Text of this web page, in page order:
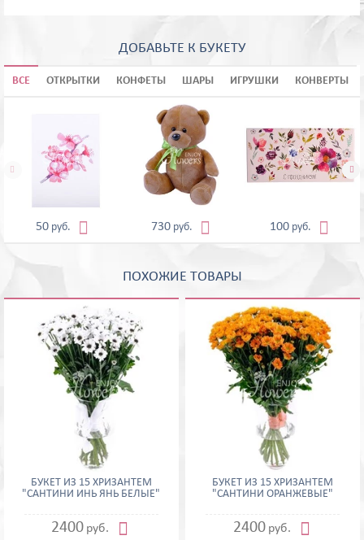
ДОБАВЬТЕ К БУКЕТУ
ВСЕ ОТКРЫТКИ КОНФЕТЫ ШАРЫ ИГРУШКИ КОНВЕРТЫ
50 руб.  730 руб.  100 руб. 
 
ПОХОЖИЕ ТОВАРЫ
БУКЕТ ИЗ 15 ХРИЗАНТЕМ
"САНТИНИ ИНЬ ЯНЬ БЕЛЫЕ"
2400 руб. 
БУКЕТ ИЗ 15 ХРИЗАНТЕМ
"САНТИНИ ОРАНЖЕВЫЕ"
2400 руб. 